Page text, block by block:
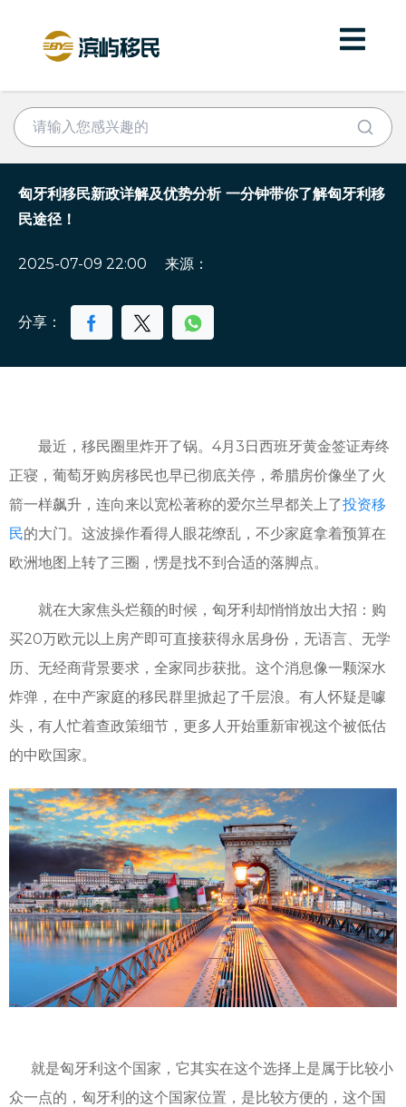
匈牙利移民新政详解及优势分析 一分钟带你了解匈牙利移
民途径！
2025-07-09 22:00 来源：
分享：
最近，移民圈里炸开了锅。4月3日西班牙黄金签证寿终
正寝，葡萄牙购房移民也早已彻底关停，希腊房价像坐了火
箭一样飙升，连向来以宽松著称的爱尔兰早都关上了投资移
民的大门。这波操作看得人眼花缭乱，不少家庭拿着预算在
欧洲地图上转了三圈，愣是找不到合适的落脚点。
就在大家焦头烂额的时候，匈牙利却悄悄放出大招：购
买20万欧元以上房产即可直接获得永居身份，无语言、无学
历、无经商背景要求，全家同步获批。这个消息像一颗深水
炸弹，在中产家庭的移民群里掀起了千层浪。有人怀疑是噱
头，有人忙着查政策细节，更多人开始重新审视这个被低估
的中欧国家。
就是匈牙利这个国家，它其实在这个选择上是属于比较小
众一点的，匈牙利的这个国家位置，是比较方便的，这个国